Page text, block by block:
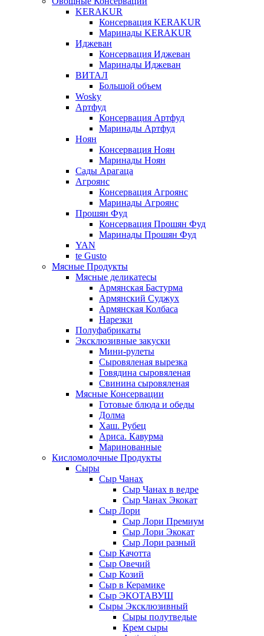
KERAKUR
Консервация KERAKUR
Маринады KERAKUR
Иджеван
Консервация Иджеван
Маринады Иджеван
ВИТАЛ
Большой объем
Wosky
Артфуд
Консервация Артфуд
Маринады Артфуд
Ноян
Консервация Ноян
Маринады Ноян
Сады Арагаца
Агроянс
Консервация Агроянс
Маринады Агроянс
Прошян Фуд
Консервация Прошян Фуд
Маринады Прошян Фуд
YAN
te Gusto
Мясные Продукты
Мясные деликатесы
Армянская Бастурма
Армянский Суджух
Армянская Колбаса
Нарезки
Полуфабрикаты
Эксклюзивные закуски
Мини-рулеты
Сыровяленая вырезка
Говядина сыровяленая
Свинина сыровяленая
Мясные Консервации
Готовые блюда и обеды
Долма
Хаш. Рубец
Ариса. Кавурма
Маринованные
Кисломолочные Продукты
Сыры
Сыр Чанах
Сыр Чанах в ведре
Сыр Чанах Экокат
Сыр Лори
Сыр Лори Премиум
Сыр Лори Экокат
Сыр Лори разный
Сыр Качотта
Сыр Овечий
Сыр Козий
Сыр в Керамике
Сыр ЭКОТАВУШ
Сыры Эксклюзивный
Сыры полутведые
Крем сыры